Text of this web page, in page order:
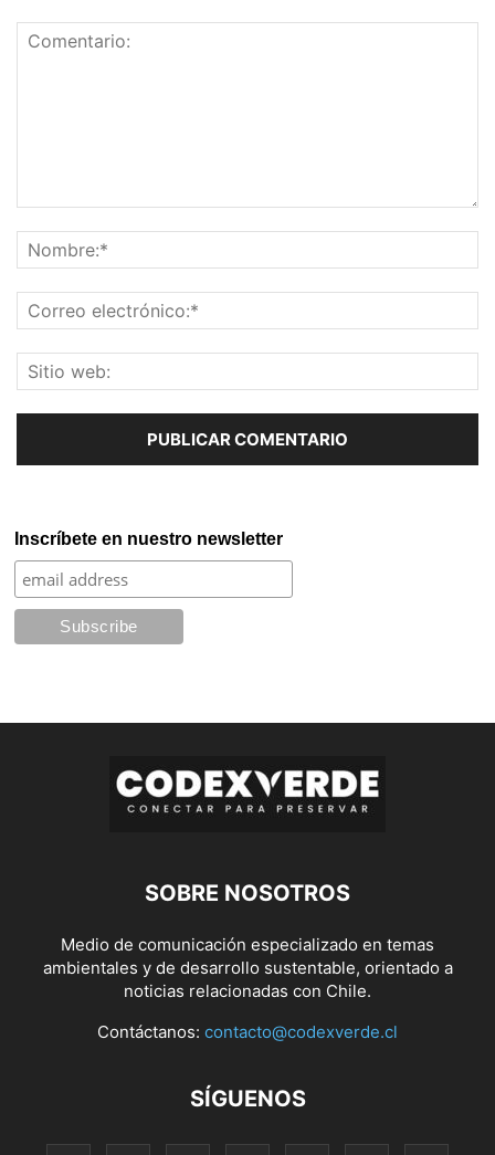
Inscríbete en nuestro newsletter
SOBRE NOSOTROS
Medio de comunicación especializado en temas
ambientales y de desarrollo sustentable, orientado a
noticias relacionadas con Chile.
Contáctanos: contacto@codexverde.cl
SÍGUENOS